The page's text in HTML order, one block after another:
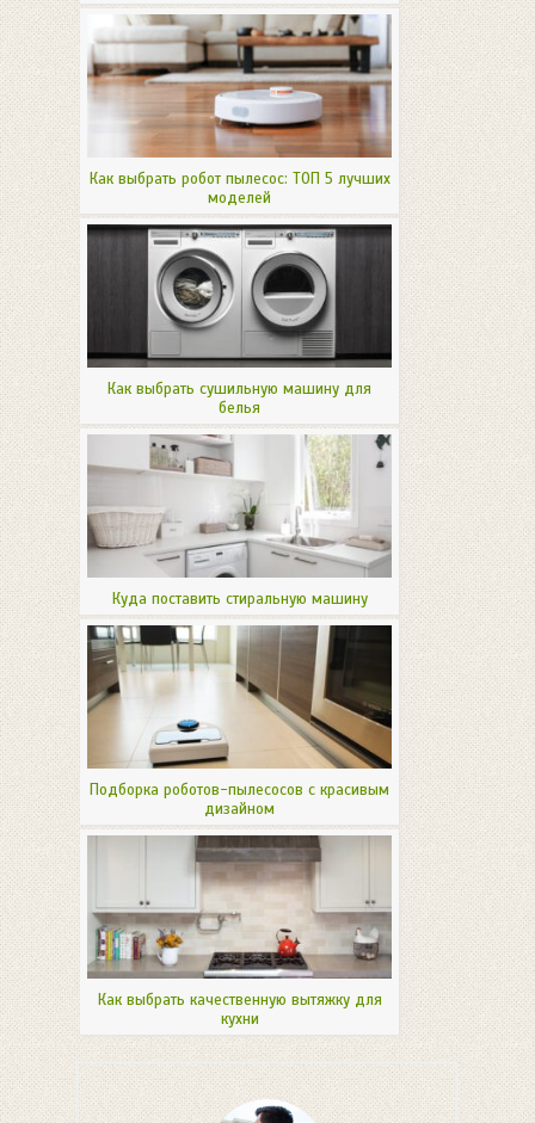
Как выбрать робот пылесос: ТОП 5 лучших
моделей
Как выбрать сушильную машину для
белья
Куда поставить стиральную машину
Подборка роботов-пылесосов с красивым
дизайном
Как выбрать качественную вытяжку для
кухни